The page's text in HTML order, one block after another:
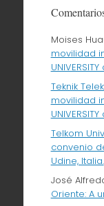
Moises
movilidad
Teknik
movilidad
Telkom
convenio
Udine, Italia.
José
Oriente: A